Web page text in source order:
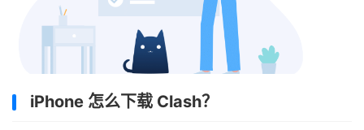
iPhone 怎么下载 Clash？